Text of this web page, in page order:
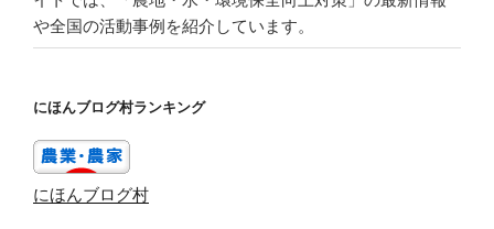
や全国の活動事例を紹介しています。
にほんブログ村ランキング
にほんブログ村